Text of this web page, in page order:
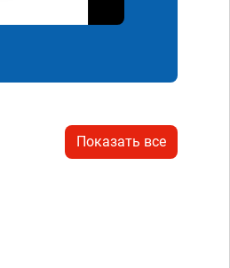
Показать все